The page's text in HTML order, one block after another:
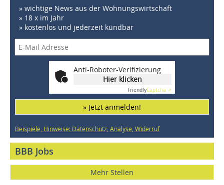
» wichtige News aus der Wohnungswirtschaft
» 18 x im Jahr
» kostenlos und jederzeit kündbar
Anti-Roboter-Verifizierung
Hier klicken
FriendlyCaptcha ⇗
» Jetzt anmelden!
Beispiele, Hinweise: Datenschutz, Analyse, Widerruf
BBB Jobs
Mehr Stellen